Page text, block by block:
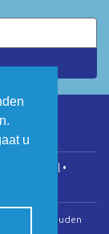
u
Brussel •
voorbehouden